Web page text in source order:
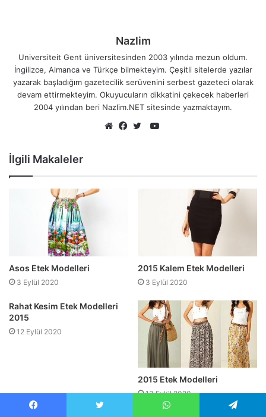
Nazlim
Universiteit Gent üniversitesinden 2003 yılında mezun oldum.
İngilizce, Almanca ve Türkçe bilmekteyim. Çeşitli sitelerde yazılar
yazarak başladığım gazetecilik serüvenini serbest gazeteci olarak
devam ettirmekteyim. Okuyucuların dikkatini çekecek haberleri
2004 yılından beri Nazlim.NET sitesinde yazmaktayım.
YouTube
İlgili Makaleler
Asos Etek Modelleri
3 Eylül 2020
2015 Kalem Etek Modelleri
3 Eylül 2020
Rahat Kesim Etek Modelleri
2015
12 Eylül 2020
2015 Etek Modelleri
13 Eylül 2020